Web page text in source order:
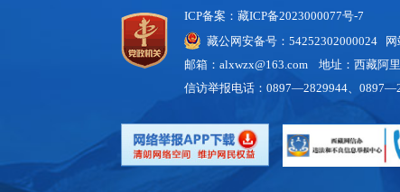
ICP备案：藏ICP备2023000077号-7
藏公网安备号：54252302000024
邮箱：alxwzx@163.com 地址：西藏阿
信访举报电话：0897—2829944、